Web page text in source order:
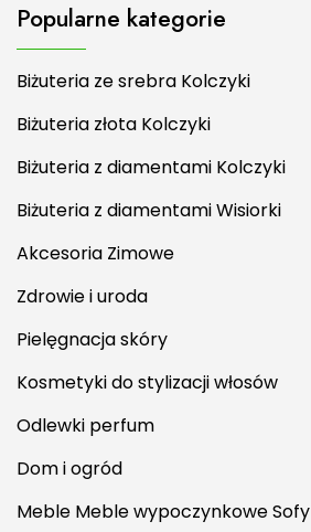
Popularne kategorie
Biżuteria ze srebra Kolczyki
Biżuteria złota Kolczyki
Biżuteria z diamentami Kolczyki
Biżuteria z diamentami Wisiorki
Akcesoria Zimowe
Zdrowie i uroda
Pielęgnacja skóry
Kosmetyki do stylizacji włosów
Odlewki perfum
Dom i ogród
Meble Meble wypoczynkowe Sofy